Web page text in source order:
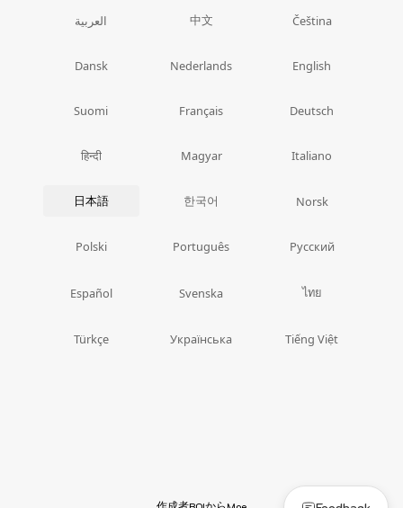
العربية 中文 Čeština
Dansk Nederlands English
Suomi Français Deutsch
हिन्दी Magyar Italiano
日本語 한국어 Norsk
Polski Português Русский
Español Svenska ไทย
Türkçe Українська Tiếng Việt